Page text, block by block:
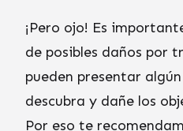
¡Pero ojo! Es
de posibles daños por
pueden presentar
descubra y dañe los
Por eso te